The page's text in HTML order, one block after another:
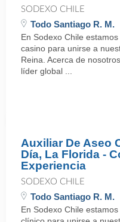
SODEXO CHILE
Todo Santiago R. M.
En Sodexo Chile
casino para unirse a
Reina. Acerca de
líder global ...
Auxiliar De Aseo
Día, La Florida -
Experiencia
SODEXO CHILE
Todo Santiago R. M.
En Sodexo Chile